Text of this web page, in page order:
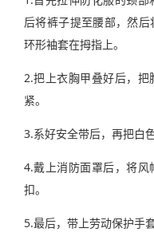
后将裤子提至腰部，然
环形袖套在拇指上。
2.把上衣胸甲叠好后，
紧。
3.系好安全带后，再把白
4.戴上消防面罩后，将
扣。
5.最后，带上劳动保护手